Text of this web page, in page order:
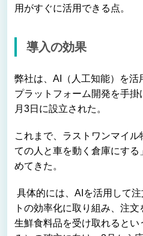
用がすぐに活用できる点。
導入の効果
弊社は、AI（人工知能）を
プラットフォーム開発を手
月3日に設立された。
これまで、ラストワンマイ
ての人と車を動く倉庫にす
めてきた。
具体的には、AIを活用して
トの効率化に取り組み、注
生鮮食料品を受け取れるとい